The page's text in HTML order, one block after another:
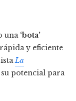
una ‘bota’
y eficiente
La
potencial para